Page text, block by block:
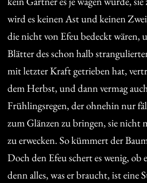
wird es keinen Ast und keinen
die nicht von Efeu bedeckt wären,
Blätter des schon halb
mit letzter Kraft getrieben hat,
dem Herbst, und dann vermag
Frühlingsregen, der ohnehin nur
zum Glänzen zu bringen, sie nicht
zu erwecken. So kümmert der
Doch den Efeu schert es wenig,
denn alles, was er braucht, ist eine